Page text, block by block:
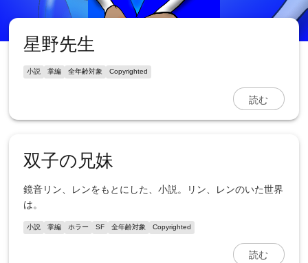
星野先生
小説 掌編 全年齢対象 Copyrighted
読む
双子の兄妹
鏡音リン、レンをもとにした、小説。リン、レンのいた世界
は。
小説 掌編 ホラー SF 全年齢対象 Copyrighted
読む